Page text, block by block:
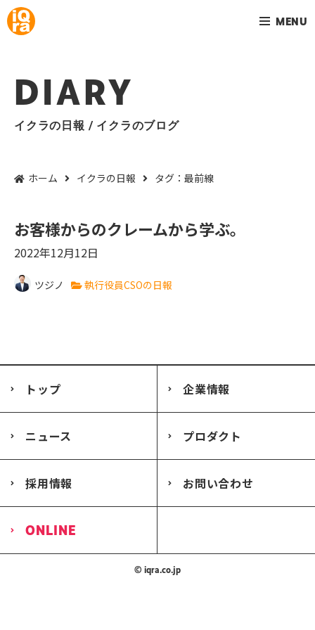
MENU
DIARY
イクラの日報 / イクラのブログ
ホーム イクラの日報 タグ：最前線
お客様からのクレームから学ぶ。
2022年12月12日
ツジノ 執行役員CSOの日報
トップ 企業情報
ニュース プロダクト
採用情報 お問い合わせ
ONLINE
© iqra.co.jp